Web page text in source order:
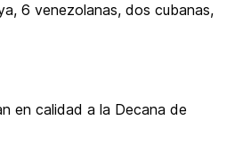
6 venezolanas, dos cubanas,
en calidad a la Decana de